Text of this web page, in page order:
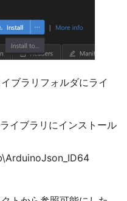
ブラリフォルダにライ
イブラリにインストール